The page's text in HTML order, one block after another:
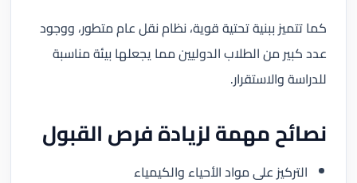
كما تتميز ببنية تحتية قوية، نظام نقل عام متطور، ووجود
عدد كبير من الطلاب الدوليين مما يجعلها بيئة مناسبة
للدراسة والاستقرار.
نصائح مهمة لزيادة فرص القبول
التركيز على مواد الأحياء والكيمياء